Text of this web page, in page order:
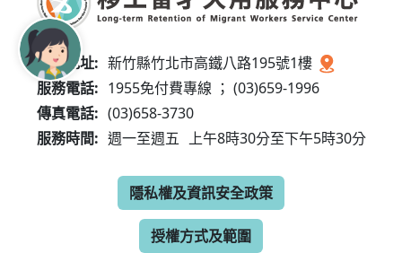
服務地址: 新竹縣竹北市高鐵八路195號1樓
服務電話: 1955免付費專線 ； (03)659-1996
傳真電話: (03)658-3730
服務時間: 週一至週五 上午8時30分至下午5時30分
隱私權及資訊安全政策
授權方式及範圍